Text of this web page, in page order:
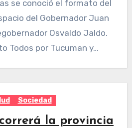
del Gobernador Juan
Osvaldo Jaldo.
Todos por Tucuman y…
Sociedad
la provincia